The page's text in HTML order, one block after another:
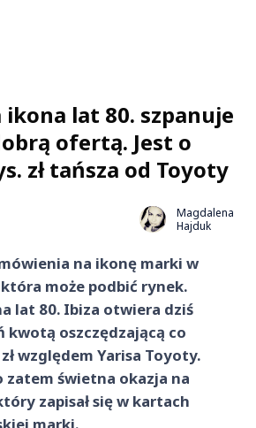
ikona lat 80. szpanuje
ofertą. Jest o
zł tańsza od Toyoty
Magdalena
Hajduk
na ikonę marki w
może podbić rynek.
lat 80. Ibiza otwiera dziś
kwotą oszczędzającą co
względem Yarisa Toyoty.
zatem świetna okazja na
zapisał się w kartach